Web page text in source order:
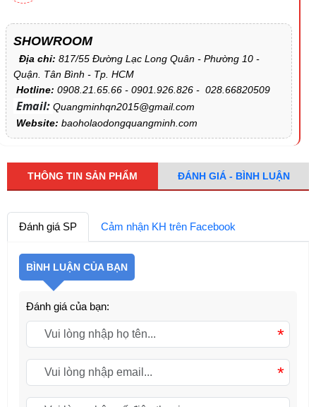
SHOWROOM
Địa chỉ: 817/55 Đường Lạc Long Quân - Phường 10 -
Quận. Tân Bình - Tp. HCM
Hotline: 0908.21.65.66 - 0901.926.826 - 028.66820509
Email: Quangminhqn2015@gmail.com
Website: baoholaodongquangminh.com
THÔNG TIN SẢN PHẨM ĐÁNH GIÁ - BÌNH LUẬN
Đánh giá SP Cảm nhận KH trên Facebook
BÌNH LUẬN CỦA BẠN
Đánh giá của bạn:
*
*